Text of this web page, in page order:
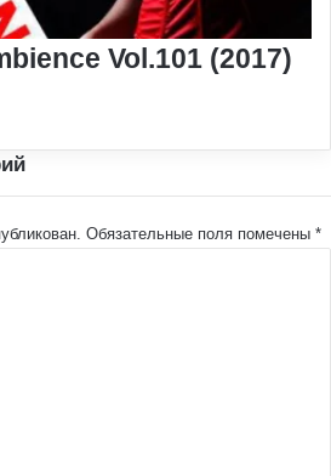
Vol.101 (2017)
Обязательные поля помечены *